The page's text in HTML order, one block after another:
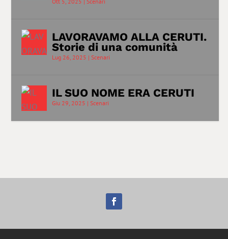
LAVORAVAMO ALLA CERUTI.
Storie di una comunità
Lug 26, 2025 | Scenari
IL SUO NOME ERA CERUTI
Giu 29, 2025 | Scenari